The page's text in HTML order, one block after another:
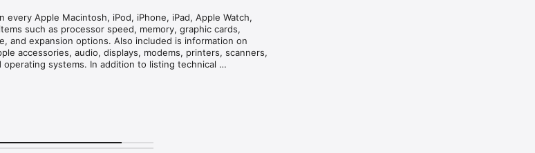
Apple Macintosh, iPod, iPhone, iPad, Apple Watch,
such as processor speed, memory, graphic cards,
and expansion options. Also included is information on
accessories, audio, displays, modems, printers, scanners,
systems. In addition to listing technical
and warranty coverage end date.